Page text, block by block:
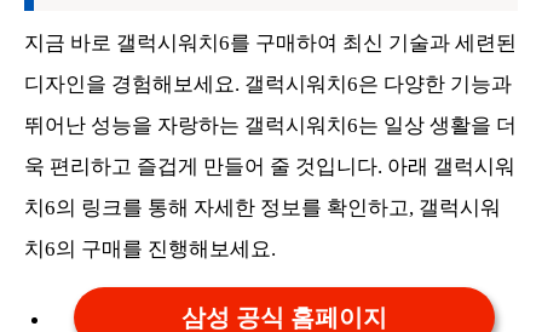
지금 바로 갤럭시워치6를 구매하여 최신 기술과 세련된
디자인을 경험해보세요. 갤럭시워치6은 다양한 기능과
뛰어난 성능을 자랑하는 갤럭시워치6는 일상 생활을 더
욱 편리하고 즐겁게 만들어 줄 것입니다. 아래 갤럭시워
치6의 링크를 통해 자세한 정보를 확인하고, 갤럭시워
치6의 구매를 진행해보세요.
삼성 공식 홈페이지